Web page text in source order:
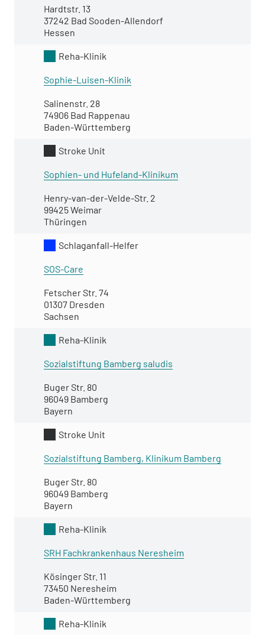
Hardtstr. 13
37242 Bad Sooden-Allendorf
Hessen
Reha-Klinik
Sophie-Luisen-Klinik
Salinenstr. 28
74906 Bad Rappenau
Baden-Württemberg
Stroke Unit
Sophien- und Hufeland-Klinikum
Henry-van-der-Velde-Str. 2
99425 Weimar
Thüringen
Schlaganfall-Helfer
SOS-Care
Fetscher Str. 74
01307 Dresden
Sachsen
Reha-Klinik
Sozialstiftung Bamberg saludis
Buger Str. 80
96049 Bamberg
Bayern
Stroke Unit
Sozialstiftung Bamberg, Klinikum Bamberg
Buger Str. 80
96049 Bamberg
Bayern
Reha-Klinik
SRH Fachkrankenhaus Neresheim
Kösinger Str. 11
73450 Neresheim
Baden-Württemberg
Reha-Klinik